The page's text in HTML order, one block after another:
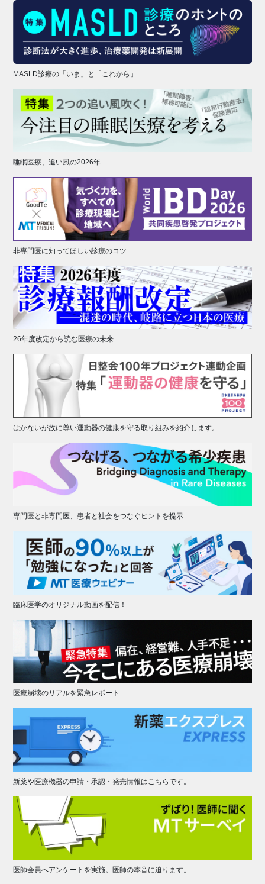
MASLD診療の「いま」と「これから」
睡眠医療、追い風の2026年
非専門医に知ってほしい診療のコツ
26年度改定から読む医療の未来
はかないが故に尊い運動器の健康を守る取り組みを紹介します。
専門医と非専門医、患者と社会をつなぐヒントを提示
臨床医学のオリジナル動画を配信！
医療崩壊のリアルを緊急レポート
新薬や医療機器の申請・承認・発売情報はこちらです。
医師会員へアンケートを実施。医師の本音に迫ります。